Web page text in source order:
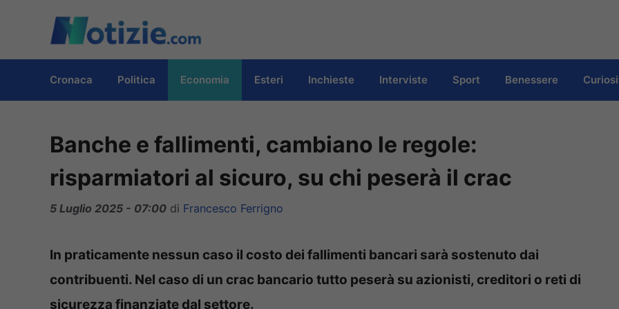
contenuto
Cronaca Politica Economia Esteri Inchieste Interviste Sport Benessere
Banche e fallimenti, cambiano le regole:
risparmiatori al sicuro, su chi peserà il crac
5 Luglio 2025 - 07:00 di Francesco Ferrigno
In praticamente nessun caso il costo dei fallimenti bancari sarà sostenuto dai
contribuenti. Nel caso di un crac bancario tutto peserà su azionisti, creditori o reti di
sicurezza finanziate dal settore.